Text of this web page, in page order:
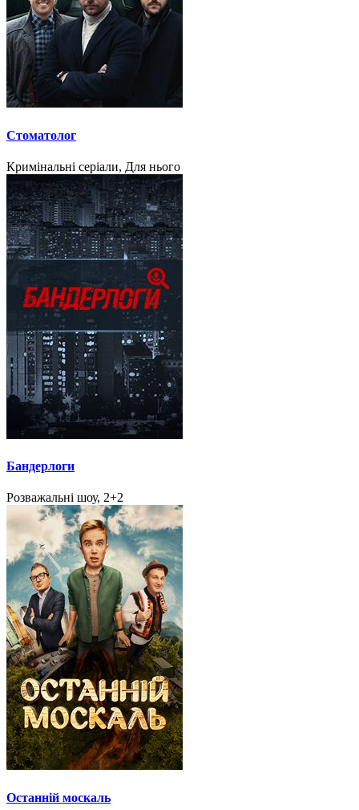
Стоматолог
Кримінальні серіали, Для нього
Бандерлоги
Розважальні шоу, 2+2
Останній москаль